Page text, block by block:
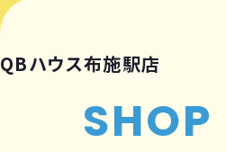
QBハウス布施駅店
SHOP